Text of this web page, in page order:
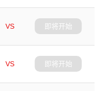
VS
即将开始
VS
即将开始